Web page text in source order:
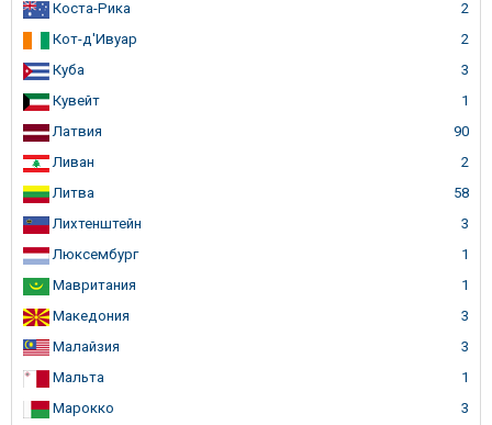
Коста-Рика
2
Кот-д'Ивуар
2
Куба
3
Кувейт
1
Латвия
90
Ливан
2
Литва
58
Лихтенштейн
3
Люксембург
1
Мавритания
1
Македония
3
Малайзия
3
Мальта
1
Марокко
3